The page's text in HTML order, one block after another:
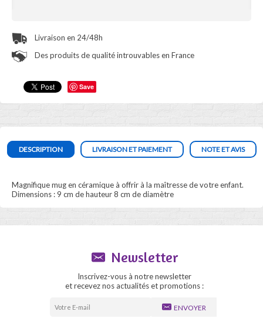
Save
Livraison en 24/48h
Des produits de qualité introuvables en France
DESCRIPTION LIVRAISON ET PAIEMENT NOTE ET AVIS
Magnifique mug en céramique à offrir à la maîtresse de votre enfant.
Dimensions : 9 cm de hauteur 8 cm de diamètre
Newsletter
Inscrivez-vous à notre newsletter
et recevez nos actualités et promotions :
ENVOYER